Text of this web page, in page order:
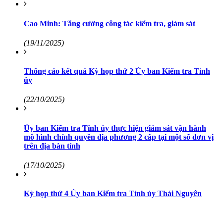
Cao Minh: Tăng cường công tác kiểm tra, giám sát
(19/11/2025)
Thông cáo kết quả Kỳ họp thứ 2 Ủy ban Kiểm tra Tỉnh
ủy
(22/10/2025)
Ủy ban Kiểm tra Tỉnh ủy thực hiện giám sát vận hành
mô hình chính quyền địa phương 2 cấp tại một số đơn vị
trên địa bàn tỉnh
(17/10/2025)
Kỳ họp thứ 4 Ủy ban Kiểm tra Tỉnh ủy Thái Nguyên